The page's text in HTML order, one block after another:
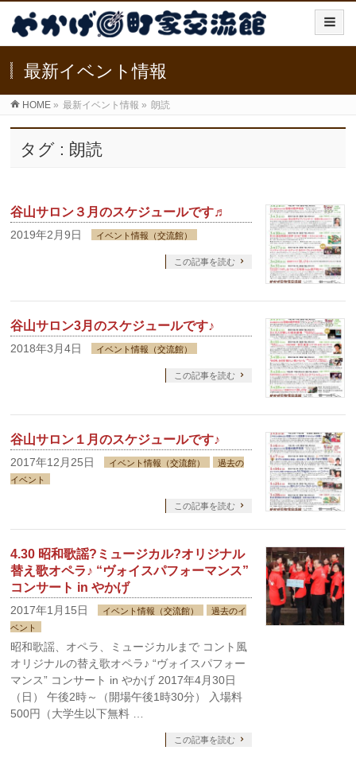
最新イベント情報
HOME » 最新イベント情報 » 朗読
タグ : 朗読
谷山サロン３月のスケジュールです♬
2019年2月9日 イベント情報（交流館）
この記事を読む
谷山サロン3月のスケジュールです♪
2018年3月4日 イベント情報（交流館）
この記事を読む
谷山サロン１月のスケジュールです♪
2017年12月25日 イベント情報（交流館）
過去の
イベント
この記事を読む
4.30 昭和歌謡?ミュージカル?オリジナル
替え歌オペラ♪ “ヴォイスパフォーマンス”
コンサート in やかげ
2017年1月15日 イベント情報（交流館）
過去のイ
ベント
昭和歌謡、オペラ、ミュージカルまで コント風
オリジナルの替え歌オペラ♪ “ヴォイスパフォー
マンス” コンサート in やかげ 2017年4月30日
（日） 午後2時～（開場午後1時30分） 入場料
500円（大学生以下無料 …
この記事を読む